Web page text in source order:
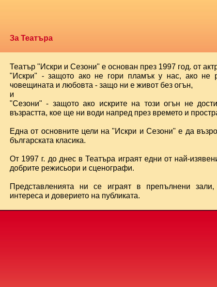
За Театъра
Театър "Искри и Сезони" е основан през 1997 год. от
"Искри" - защото ако не гори пламък у нас, ако не
човещината и любовта - защо ни е живот без огън,
и
"Сезони" - защото ако искрите на този огън не
възрастта, кое ще ни води напред през времето и
Една от основните цели на "Искри и Сезони" е да
българската класика.
От 1997 г. до днес в Театъра играят едни от най-
добрите режисьори и сценографи.
Представленията ни се играят в препълнени
интереса и доверието на публиката.